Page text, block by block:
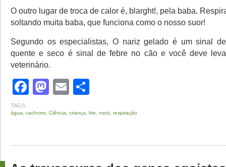
O outro lugar de troca de calor é, blarght!, pela baba.
soltando muita baba, que funciona como o nosso suor!
Segundo os especialistas, O nariz gelado é um sinal
quente e seco é sinal de febre no cão e você deve
veterinário.
Facebook
Mastodon
Email
TAGS
água cachorro Ciência criança frio nariz respiração